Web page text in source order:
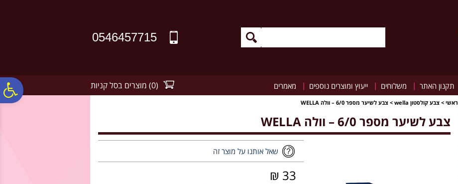
0546457715
תקנון האתר | משלוחים | ייעוץ ומוצרים נוספים | מאמרים (
0
) מוצרים בסל קניות
ראשי > צבע קולסטון wella > צבע לשיער מספר 6/0 – וולה WELLA
צבע לשיער מספר 6/0 – וולה WELLA
שאל אותנו על מוצר זה
33 ₪